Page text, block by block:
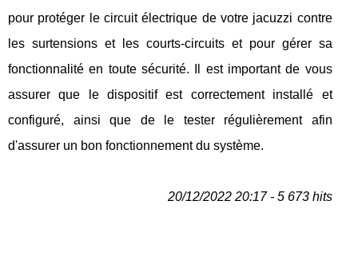
pour protéger le circuit électrique de votre jacuzzi contre
les surtensions et les courts-circuits et pour gérer sa
fonctionnalité en toute sécurité. Il est important de vous
assurer que le dispositif est correctement installé et
configuré, ainsi que de le tester régulièrement afin
d'assurer un bon fonctionnement du système.
20/12/2022 20:17 - 5 673 hits